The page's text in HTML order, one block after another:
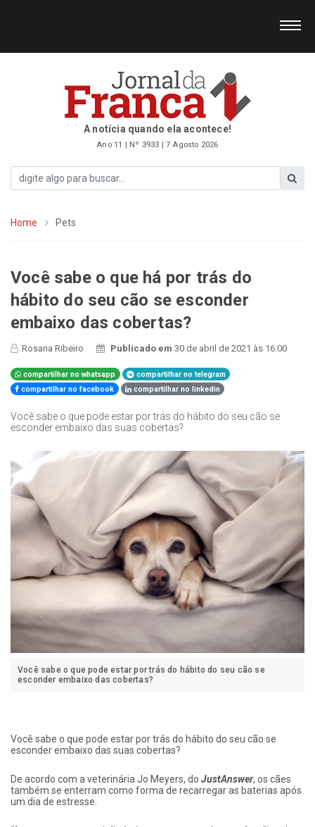
A notícia quando ela acontece!
Ano 11 | Nº 3933 | 7 Agosto 2026
Home Pets
Você sabe o que há por trás do
hábito do seu cão se esconder
embaixo das cobertas?
Rosana Ribeiro Publicado em30 de abril de 2021 às 16:00
compartilhar no whatsapp
compartilhar no telegram
compartilhar no facebook
compartilhar no linkedin
Você sabe o que pode estar por trás do hábito do seu cão se
esconder embaixo das suas cobertas?
Você sabe o que pode estar por trás do hábito do seu cão se
esconder embaixo das cobertas?
Você sabe o que pode estar por trás do hábito do seu cão se
esconder embaixo das suas cobertas?
De acordo com a veterinária Jo Meyers, do JustAnswer, os cães
também se enterram como forma de recarregar as baterias após
um dia de estresse.